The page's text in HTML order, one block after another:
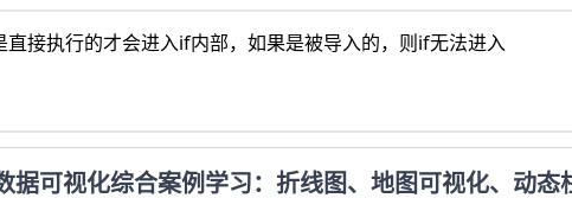
直接执行的才会进入if内部，如果是被导入的，则if无法进入
可视化综合案例学习：折线图、地图可视化、动态